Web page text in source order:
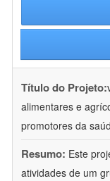
Título do Projeto:
alimentares e
promotores da
Resumo: Este
atividades de um